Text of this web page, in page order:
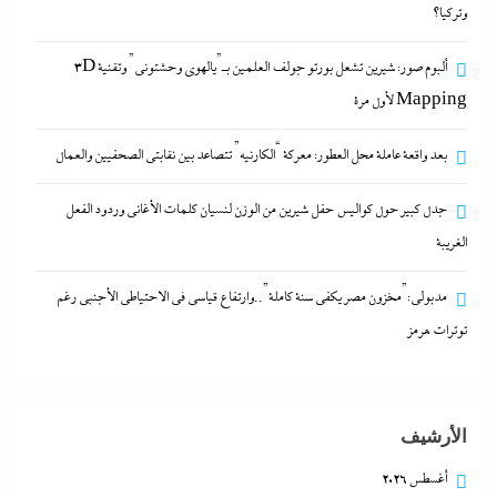
كلمات الأغانى وردود الفعل الغريبة
29 نوفمبر، 2024
إلى تحالف السعودية وباكستان وتركيا؟
29 نوفمبر، 2024
ألبوم صور: شيرين تشعل بورتو جولف العلمين بـ”يالهوى
بعد واقعة عاملة محل العطور: معركة “الكارنيه” تتصاعد
بين نقابتى الصحفيين والعمال
وتركيا؟
ألبوم صور: شيرين تشعل بورتو جولف العلمين بـ”يالهوى وحشتونى” وتقنية 3D
Mapping لأول مرة
بعد واقعة عاملة محل العطور: معركة “الكارنيه” تتصاعد بين نقابتى الصحفيين والعمال
جدل كبير حول كواليس حفل شيرين من الوزن لنسيان كلمات الأغانى وردود الفعل
الغريبة
مدبولي:”مخزون مصر يكفي سنة كاملة”..وارتفاع قياسي في الاحتياطي الأجنبي رغم
توترات هرمز
الأرشيف
أغسطس 2026